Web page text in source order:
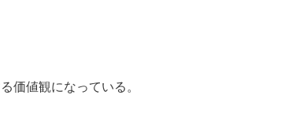
価値観になっている。